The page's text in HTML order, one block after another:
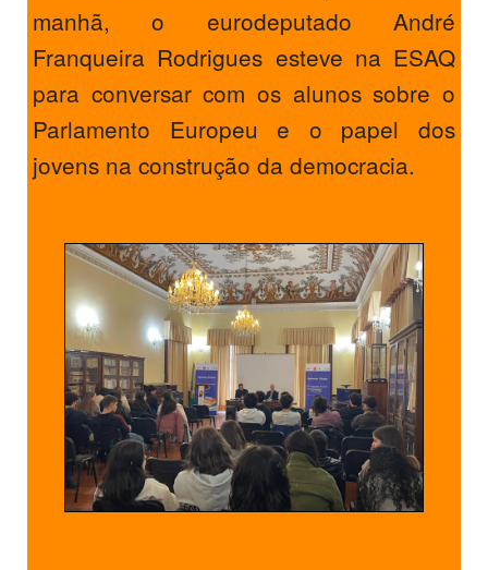
manhã, o eurodeputado André
Franqueira Rodrigues esteve na ESAQ
para conversar com os alunos sobre o
Parlamento Europeu e o papel dos
jovens na construção da democracia.